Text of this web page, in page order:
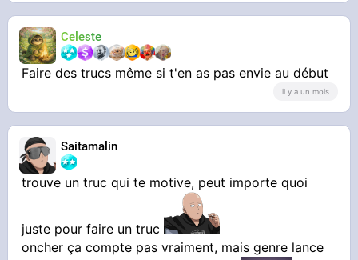
Celeste
Faire des trucs même si t'en as pas envie au début
il y a un mois
Saitamalin
trouve un truc qui te motive, peut importe quoi
juste pour faire un truc
oncher ça compte pas vraiment, mais genre lance